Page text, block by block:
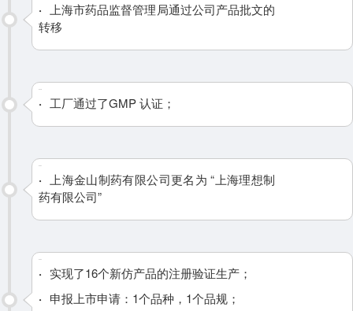
· 上海市药品监督管理局通过公司产品批文的
转移
· 工厂通过了GMP 认证；
· 上海金山制药有限公司更名为 “上海理想制
药有限公司”
· 实现了16个新仿产品的注册验证生产；
· 申报上市申请：1个品种，1个品规；